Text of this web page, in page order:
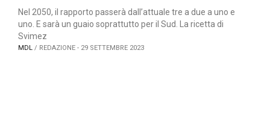
Nel 2050, il rapporto passerà dall’attuale tre a due a uno e
uno. E sarà un guaio soprattutto per il Sud. La ricetta di
Svimez
MDL / REDAZIONE - 29 SETTEMBRE 2023